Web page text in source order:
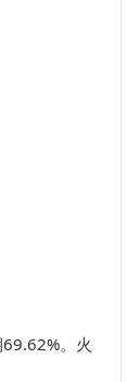
。火